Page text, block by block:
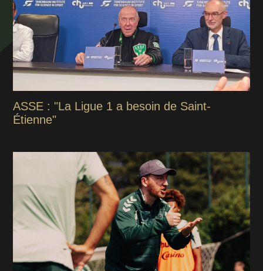
ASSE : "La Ligue 1 a besoin de Saint-
Étienne"